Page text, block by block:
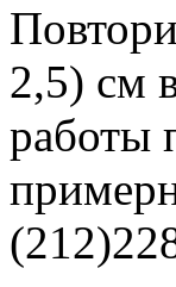
2,5) см
работы